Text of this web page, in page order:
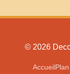
© 2026
Accueil